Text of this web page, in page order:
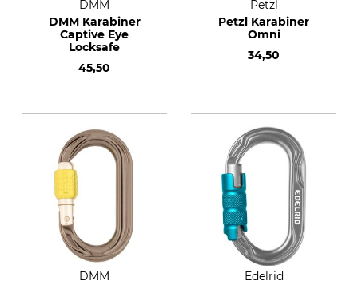
DMM
DMM Karabiner
Captive Eye
Locksafe
45,50
Petzl
Petzl Karabiner
Omni
34,50
DMM
Edelrid